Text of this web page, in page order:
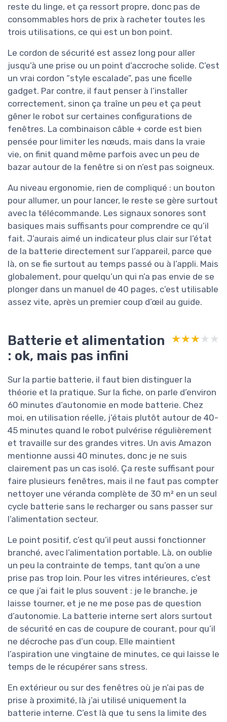
reste du linge, et ça ressort propre, donc pas de
consommables hors de prix à racheter toutes les
trois utilisations, ce qui est un bon point.
Le cordon de sécurité est assez long pour aller
jusqu’à une prise ou un point d’accroche solide. C’est
un vrai cordon “style escalade”, pas une ficelle
gadget. Par contre, il faut penser à l’installer
correctement, sinon ça traîne un peu et ça peut
gêner le robot sur certaines configurations de
fenêtres. La combinaison câble + corde est bien
pensée pour limiter les nœuds, mais dans la vraie
vie, on finit quand même parfois avec un peu de
bazar autour de la fenêtre si on n’est pas soigneux.
Au niveau ergonomie, rien de compliqué : un bouton
pour allumer, un pour lancer, le reste se gère surtout
avec la télécommande. Les signaux sonores sont
basiques mais suffisants pour comprendre ce qu’il
fait. J’aurais aimé un indicateur plus clair sur l’état
de la batterie directement sur l’appareil, parce que
là, on se fie surtout au temps passé ou à l’appli. Mais
globalement, pour quelqu’un qui n’a pas envie de se
plonger dans un manuel de 40 pages, c’est utilisable
assez vite, après un premier coup d’œil au guide.
Batterie et alimentation
: ok, mais pas infini
★★★★★
★★★★★
Sur la partie batterie, il faut bien distinguer la
théorie et la pratique. Sur la fiche, on parle d’environ
60 minutes d’autonomie en mode batterie. Chez
moi, en utilisation réelle, j’étais plutôt autour de 40-
45 minutes quand le robot pulvérise régulièrement
et travaille sur des grandes vitres. Un avis Amazon
mentionne aussi 40 minutes, donc je ne suis
clairement pas un cas isolé. Ça reste suffisant pour
faire plusieurs fenêtres, mais il ne faut pas compter
nettoyer une véranda complète de 30 m² en un seul
cycle batterie sans le recharger ou sans passer sur
l’alimentation secteur.
Le point positif, c’est qu’il peut aussi fonctionner
branché, avec l’alimentation portable. Là, on oublie
un peu la contrainte de temps, tant qu’on a une
prise pas trop loin. Pour les vitres intérieures, c’est
ce que j’ai fait le plus souvent : je le branche, je
laisse tourner, et je ne me pose pas de question
d’autonomie. La batterie interne sert alors surtout
de sécurité en cas de coupure de courant, pour qu’il
ne décroche pas d’un coup. Elle maintient
l’aspiration une vingtaine de minutes, ce qui laisse le
temps de le récupérer sans stress.
En extérieur ou sur des fenêtres où je n’ai pas de
prise à proximité, là j’ai utilisé uniquement la
batterie interne. C’est là que tu sens la limite des